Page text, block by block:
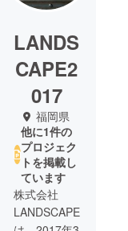
LANDS
CAPE2
017
福岡県
他に1件の
プロジェク
トを掲載し
ています
株式会社
LANDSCAPE